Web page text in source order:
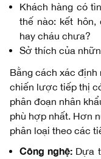
Khách hàng có
thế nào: kết
hay cháu chưa?
Sở thích của
Bằng cách xác định
chiến lược tiếp thị
phân đoạn nhân
phù hợp nhất. Hơn
phân loại theo các
Công nghệ: Dựa